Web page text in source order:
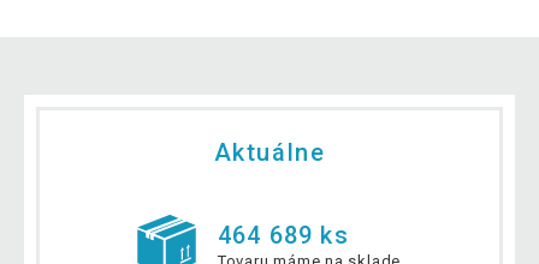
Aktuálne
464 689 ks